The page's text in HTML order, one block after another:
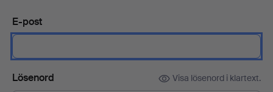
E-post
Lösenord Visa lösenord i klartext.